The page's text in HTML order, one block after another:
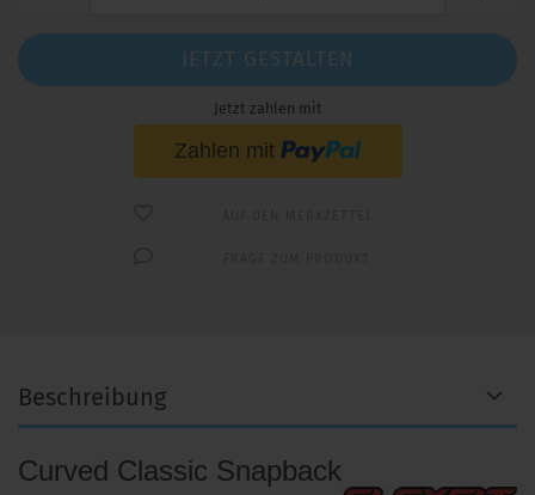
JETZT GESTALTEN
Jetzt zahlen mit
Beschreibung
Curved Classic Snapback